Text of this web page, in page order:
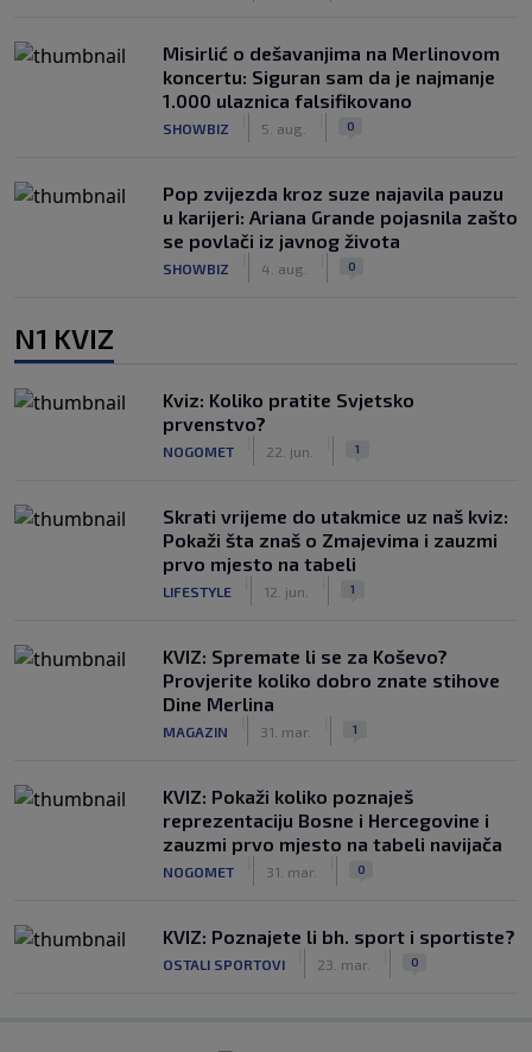
Misirlić o dešavanjima na Merlinovom
koncertu: Siguran sam da je najmanje
1.000 ulaznica falsifikovano
SHOWBIZ 5. aug. 0
Pop zvijezda kroz suze najavila pauzu
u karijeri: Ariana Grande pojasnila zašto
se povlači iz javnog života
SHOWBIZ 4. aug. 0
N1 KVIZ
Kviz: Koliko pratite Svjetsko
prvenstvo?
NOGOMET 22. jun. 1
Skrati vrijeme do utakmice uz naš kviz:
Pokaži šta znaš o Zmajevima i zauzmi
prvo mjesto na tabeli
LIFESTYLE 12. jun. 1
KVIZ: Spremate li se za Koševo?
Provjerite koliko dobro znate stihove
Dine Merlina
MAGAZIN 31. mar. 1
KVIZ: Pokaži koliko poznaješ
reprezentaciju Bosne i Hercegovine i
zauzmi prvo mjesto na tabeli navijača
NOGOMET 31. mar. 0
KVIZ: Poznajete li bh. sport i sportiste?
OSTALI SPORTOVI 23. mar. 0